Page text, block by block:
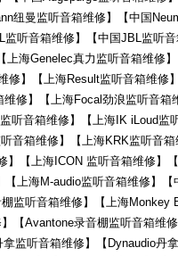
纽曼监听音箱维修】【中国
监听音箱维修】【中国JBL监听
上海Genelec真力监听音箱维修
修】【上海Result监听音箱维修
修】【上海Focal劲浪监听音
听音箱维修】【上海IK iLoud监
音箱维修】【上海KRK监听音
】【上海ICON 监听音箱维修】
上海M-audio监听音箱维修】
监听音箱维修】【上海
【Avantone录音棚监听音箱维
监听音箱维修】【Dynaudio丹